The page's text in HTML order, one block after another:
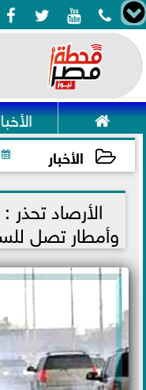
   

الأخبار
2021-12-30 20:20:21الأرصاد تحذر
وأمطار تصل